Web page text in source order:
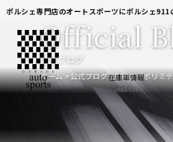
ポルシェ専門店のオートスポーツにポルシェ
在庫車情報
stock list
公式ブログ
Official
ホーム 公式ブログ 964ターボリミ